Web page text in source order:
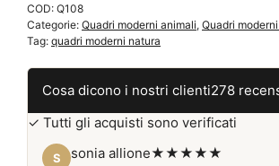
COD: Q108
Categorie: Quadri moderni animali, Quadri
Tag: quadri moderni natura
Cosa dicono i nostri clienti278
✓ Tutti gli acquisti sono verificati
S sonia allione★★★★★